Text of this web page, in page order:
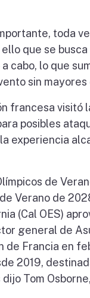
toda
que se
cabo, lo que
sin
francesa visitó
posibles
experiencia
de
Verano de
(Cal OES)
general de
de Francia en
2019,
Tom